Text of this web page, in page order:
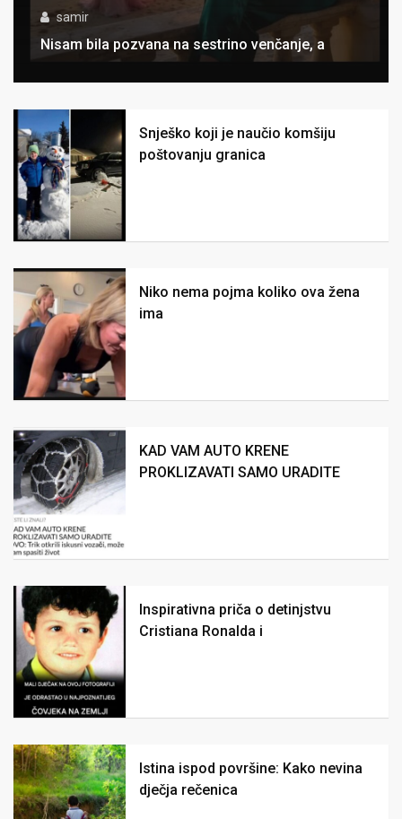
samir
Nisam bila pozvana na sestrino venčanje, a
Snješko koji je naučio komšiju
poštovanju granica
Niko nema pojma koliko ova žena
ima
KAD VAM AUTO KRENE
PROKLIZAVATI SAMO URADITE
Inspirativna priča o detinjstvu
Cristiana Ronalda i
Istina ispod površine: Kako nevina
dječja rečenica